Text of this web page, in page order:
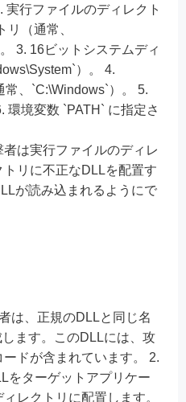
実行ファイルのディレクト
リ（通常、
3. 16ビットシステムディ
）。 4.
、`C:\Windows`）。 5.
環境変数 `PATH` に指定さ
は実行ファイルのディレ
リに不正なDLLを配置す
が読み込まれるようにで
は、正規のDLLと同じ名
ます。このDLLには、攻
ドが含まれています。 2.
をターゲットアプリケー
レクトリに配置します。